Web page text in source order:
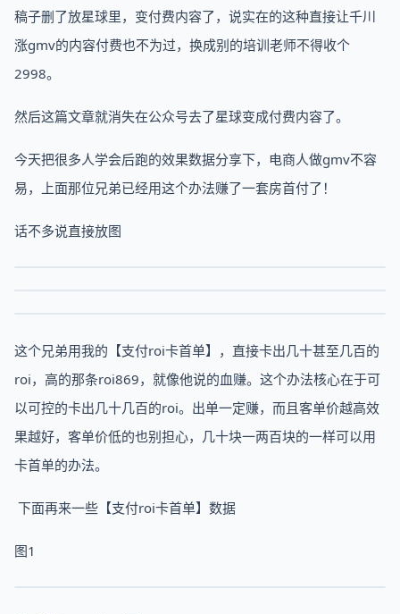
稿子删了放星球里，变付费内容了，说实在的这种直接让千川
涨gmv的内容付费也不为过，换成别的培训老师不得收个
2998。
然后这篇文章就消失在公众号去了星球变成付费内容了。
今天把很多人学会后跑的效果数据分享下，电商人做gmv不容
易，上面那位兄弟已经用这个办法赚了一套房首付了！
话不多说直接放图
这个兄弟用我的【支付roi卡首单】，直接卡出几十甚至几百的
roi，高的那条roi869，就像他说的血赚。这个办法核心在于可
以可控的卡出几十几百的roi。出单一定赚，而且客单价越高效
果越好，客单价低的也别担心，几十块一两百块的一样可以用
卡首单的办法。
下面再来一些【支付roi卡首单】数据
图1